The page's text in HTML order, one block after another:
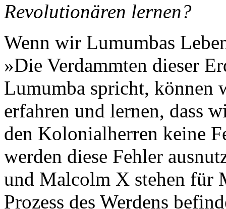
Revolutionären lernen?
Wenn wir Lumumbas
»Die Verdammten dieser
Lumumba spricht, können
erfahren und lernen, dass
den Kolonialherren keine
werden diese Fehler
und Malcolm X stehen für
Prozess des Werdens